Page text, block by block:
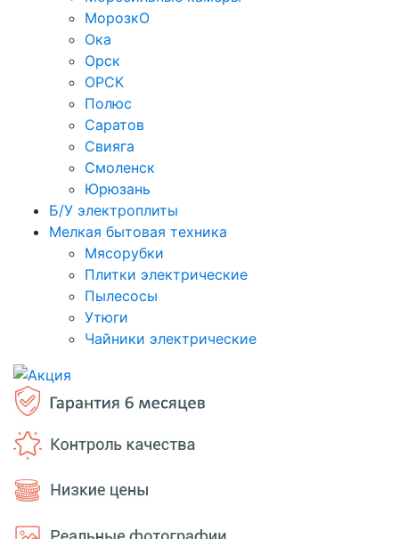
МорозкО
Ока
Орск
ОРСК
Полюс
Саратов
Свияга
Смоленск
Юрюзань
Б/У электроплиты
Мелкая бытовая техника
Мясорубки
Плитки электрические
Пылесосы
Утюги
Чайники электрические